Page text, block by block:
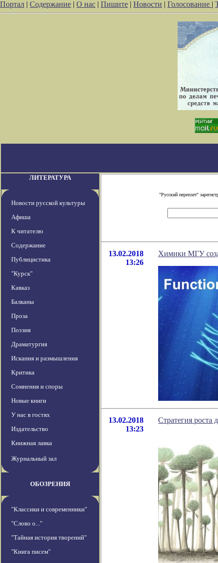
Портал | Содержание | О нас | Пишите | Новости | Голосование |
ЛИТЕРАТУРА
Новости русской культуры
Афиша
К читателю
Содержание
Публицистика
"Курск"
Кавказ
Балканы
Проза
Поэзия
Драматургия
Искания и размышления
Критика
Сомнения и споры
Новые книги
У нас в гостях
Издательство
Книжная лавка
Журнальный зал
ОБОЗРЕНИЯ
"Классики и современники"
"Слово о..."
"Тайная история творений"
"Книга писем"
"Русский переплет"
13.02.2018
13:26
Химики МГУ
13.02.2018
13:23
Стратегия роста